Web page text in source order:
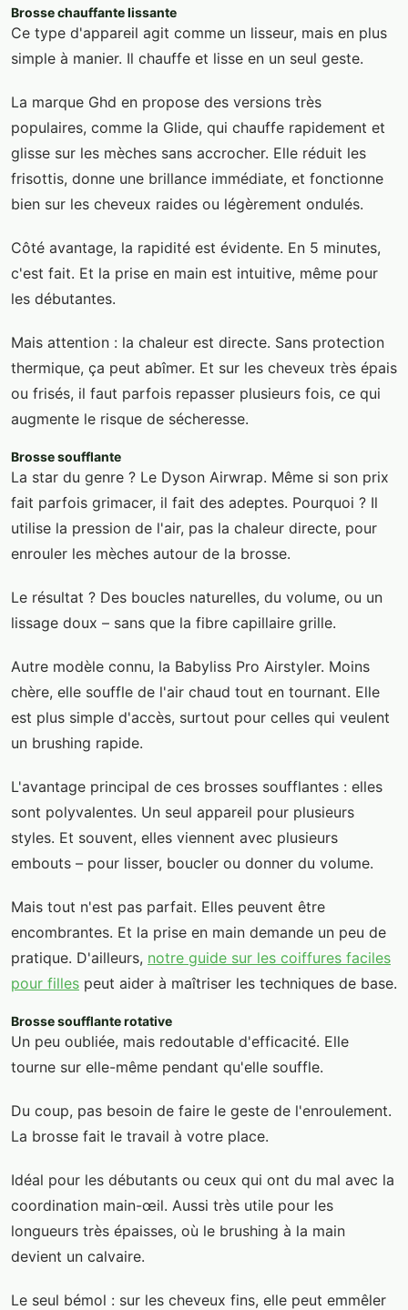
Brosse chauffante lissante
Ce type d'appareil agit comme un lisseur, mais en plus
simple à manier. Il chauffe et lisse en un seul geste.
La marque Ghd en propose des versions très
populaires, comme la Glide, qui chauffe rapidement et
glisse sur les mèches sans accrocher. Elle réduit les
frisottis, donne une brillance immédiate, et fonctionne
bien sur les cheveux raides ou légèrement ondulés.
Côté avantage, la rapidité est évidente. En 5 minutes,
c'est fait. Et la prise en main est intuitive, même pour
les débutantes.
Mais attention : la chaleur est directe. Sans protection
thermique, ça peut abîmer. Et sur les cheveux très épais
ou frisés, il faut parfois repasser plusieurs fois, ce qui
augmente le risque de sécheresse.
Brosse soufflante
La star du genre ? Le Dyson Airwrap. Même si son prix
fait parfois grimacer, il fait des adeptes. Pourquoi ? Il
utilise la pression de l'air, pas la chaleur directe, pour
enrouler les mèches autour de la brosse.
Le résultat ? Des boucles naturelles, du volume, ou un
lissage doux – sans que la fibre capillaire grille.
Autre modèle connu, la Babyliss Pro Airstyler. Moins
chère, elle souffle de l'air chaud tout en tournant. Elle
est plus simple d'accès, surtout pour celles qui veulent
un brushing rapide.
L'avantage principal de ces brosses soufflantes : elles
sont polyvalentes. Un seul appareil pour plusieurs
styles. Et souvent, elles viennent avec plusieurs
embouts – pour lisser, boucler ou donner du volume.
Mais tout n'est pas parfait. Elles peuvent être
encombrantes. Et la prise en main demande un peu de
pratique. D'ailleurs, notre guide sur les coiffures faciles
pour filles peut aider à maîtriser les techniques de base.
Brosse soufflante rotative
Un peu oubliée, mais redoutable d'efficacité. Elle
tourne sur elle-même pendant qu'elle souffle.
Du coup, pas besoin de faire le geste de l'enroulement.
La brosse fait le travail à votre place.
Idéal pour les débutants ou ceux qui ont du mal avec la
coordination main-œil. Aussi très utile pour les
longueurs très épaisses, où le brushing à la main
devient un calvaire.
Le seul bémol : sur les cheveux fins, elle peut emmêler